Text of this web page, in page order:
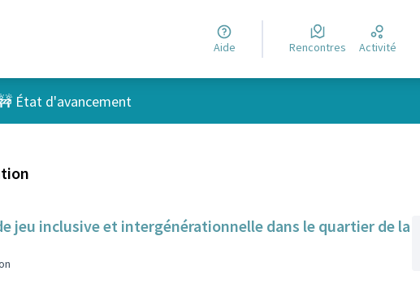
Aide Rencontres Activité
utilisateur
État d'avancement
jeu inclusive et intergénérationnelle dans le quartier de la